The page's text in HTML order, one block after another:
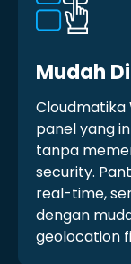
Mudah
Cloudmatika
panel yang
tanpa
security.
real-time,
dengan
geolocation